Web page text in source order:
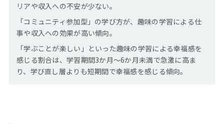
リアや収入への不安が少ない。
「コミュニティ参加型」の学び方が、趣味の学習による仕
事や収入への効果が高い傾向。
「学ぶことが楽しい」といった趣味の学習による幸福感を
感じる割合は、学習期間3か月～6か月未満で急激に高ま
り、学び直し層よりも短期間で幸福感を感じる傾向。